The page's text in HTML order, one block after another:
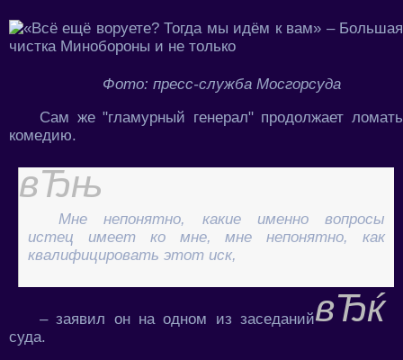
Фото: пресс-служба Мосгорсуда
Сам же "гламурный генерал" продолжает ломать
комедию.
Мне непонятно, какие именно вопросы
истец имеет ко мне, мне непонятно, как
квалифицировать этот иск,
– заявил он на одном из заседаний
суда.